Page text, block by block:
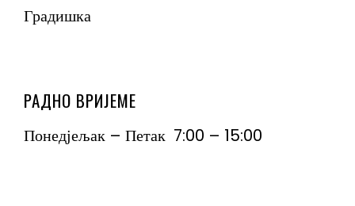
Градишка
РАДНО ВРИЈЕМЕ
Понедјељак – Петак 7:00 – 15:00